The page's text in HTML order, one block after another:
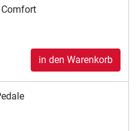
in den Warenkorb